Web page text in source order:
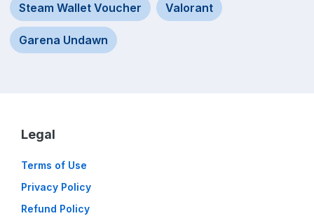
Steam Wallet Voucher Valorant
Garena Undawn
Legal
Terms of Use
Privacy Policy
Refund Policy